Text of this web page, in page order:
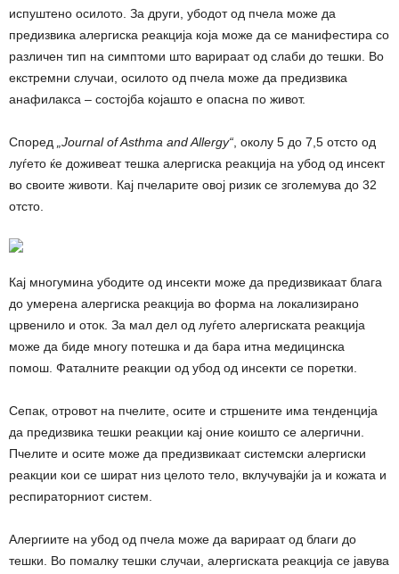
испуштено осилото. За други, убодот од пчела може да
предизвика алергиска реакција која може да се манифестира со
различен тип на симптоми што варираат од слаби до тешки. Во
екстремни случаи, осилото од пчела може да предизвика
анафилакса – состојба којашто е опасна по живот.
Според „Journal of Asthma and Allergy“ , околу 5 до 7,5 отсто од
луѓето ќе доживеат тешка алергиска реакција на убод од инсект
во своите животи. Кај пчеларите овој ризик се зголемува до 32
отсто.
Кај многумина убодите од инсекти може да предизвикаат блага
до умерена алергиска реакција во форма на локализирано
црвенило и оток. За мал дел од луѓето алергиската реакција
може да биде многу потешка и да бара итна медицинска
помош. Фаталните реакции од убод од инсекти се поретки.
Сепак, отровот на пчелите, осите и стршените има тенденција
да предизвика тешки реакции кај оние коишто се алергични.
Пчелите и осите може да предизвикаат системски алергиски
реакции кои се шират низ целото тело, вклучувајќи ја и кожата и
респираторниот систем.
Алергиите на убод од пчела може да варираат од благи до
тешки. Во помалку тешки случаи, алергиската реакција се јавува